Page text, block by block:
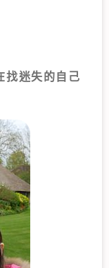
找迷失的自己